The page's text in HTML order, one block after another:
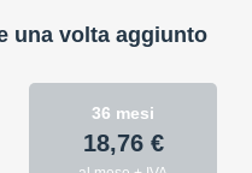
una volta aggiunto
36 mesi
18,76 €